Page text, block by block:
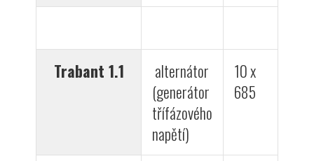
Trabant 1.1
alternátor
(generátor
třífázového
napětí)
10 x
685